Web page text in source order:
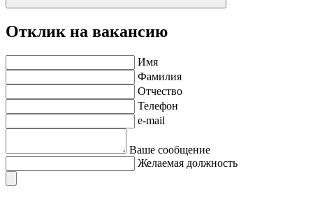
Отклик на вакансию
Имя
Фамилия
Отчество
Телефон
e-mail
Ваше сообщение
Желаемая должность